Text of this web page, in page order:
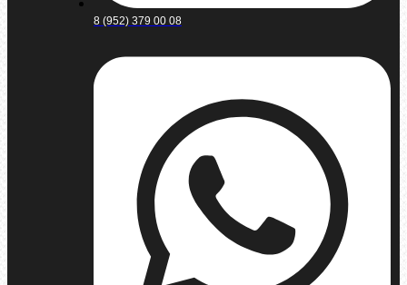
8 (952) 379 00 08